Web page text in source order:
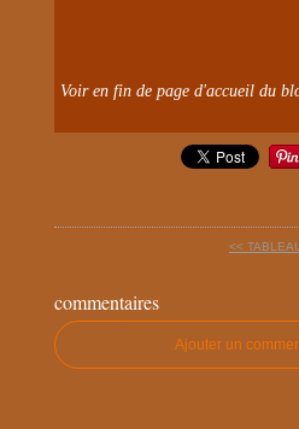
Voir en fin de page d'accueil du
<<
commentaires
Ajouter un